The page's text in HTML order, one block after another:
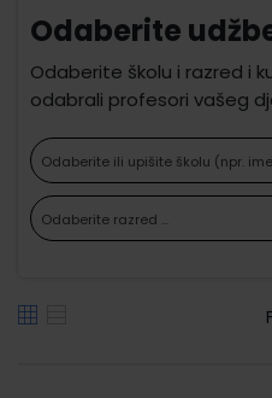
Odaberite
Odaberite školu i razred i
odabrali profesori vašeg
Odaberite ili upišite školu (npr.
Odaberite razred ...